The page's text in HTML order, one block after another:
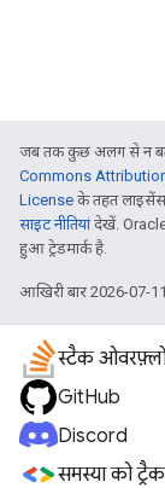
जब तक कुछ अलग से न
Commons
License के तहत लाइसेंस
साइट नीतियांदेखें. Oracle
हुआ ट्रेडमार्क है.
आखिरी बार 2026-07-
स्टैक
GitHub
Discord
समस्या को